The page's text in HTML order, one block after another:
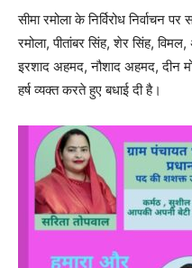
सीमा रमोला के निर्विरोध
रमोला, पीतांबर सिंह, शेर सिंह,
इरशाद अहमद, नौशाद अहमद, दीन
हर्ष व्यक्त करते हुए बधाई दी है।